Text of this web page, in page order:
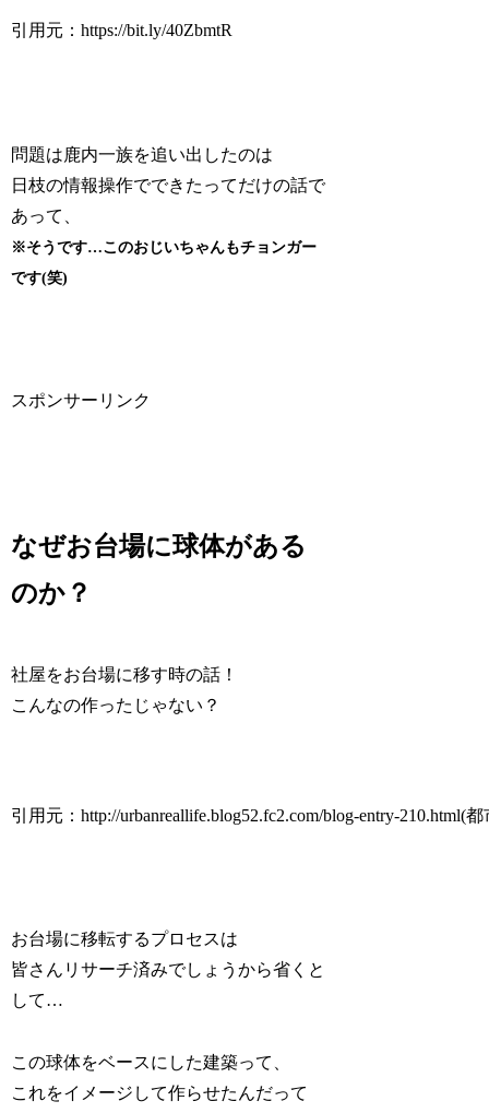
引用元：https://bit.ly/40ZbmtR
問題は鹿内一族を追い出したのは
日枝の情報操作でできたってだけの話で
あって、
※そうです…このおじいちゃんもチョンガー
です(笑)
スポンサーリンク
なぜお台場に球体がある
のか？
社屋をお台場に移す時の話！
こんなの作ったじゃない？
引用元：http://urbanreallife.blog52.fc2.com/blog-entry-210.html(
お台場に移転するプロセスは
皆さんリサーチ済みでしょうから省くと
して…
この球体をベースにした建築って、
これをイメージして作らせたんだって